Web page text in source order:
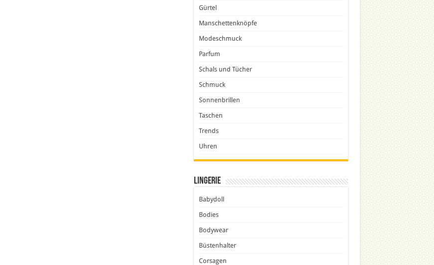
Gürtel
Manschettenknöpfe
Modeschmuck
Parfum
Schals und Tücher
Schmuck
Sonnenbrillen
Taschen
Trends
Uhren
Lingerie
Babydoll
Bodies
Bodywear
Büstenhalter
Corsagen